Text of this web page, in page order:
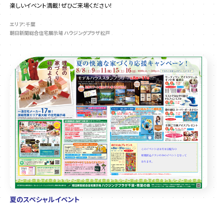
楽しいイベント満載！ぜひご来場ください！
エリア：千葉
朝日新聞総合住宅展示場 ハウジングプラザ松戸
夏のスペシャルイベント